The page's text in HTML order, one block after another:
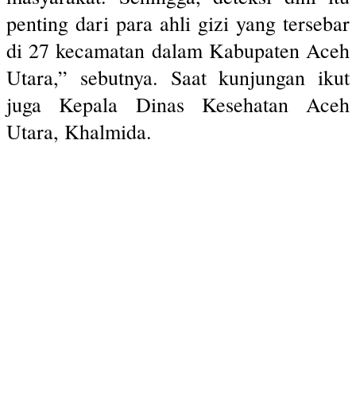
penting dari para ahli gizi yang tersebar
di 27 kecamatan dalam Kabupaten Aceh
Utara,” sebutnya. Saat kunjungan ikut
juga Kepala Dinas Kesehatan Aceh
Utara, Khalmida.